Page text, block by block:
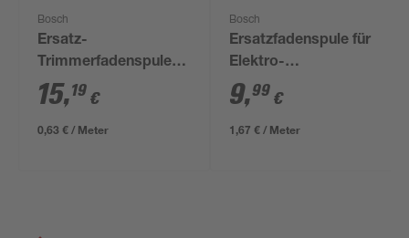
Bosch
Ersatz-
Trimmerfadenspule
für Rasentrimmer
'ART 24/30' 1,6 mm x
24 m
15,19 €
0,63 € / Meter
Bosch
Ersatzfadenspule für
Elektro-
Rasentrimmer 'ART'
Ø 1,6 mm x 600 m
9,99 €
1,67 € / Meter